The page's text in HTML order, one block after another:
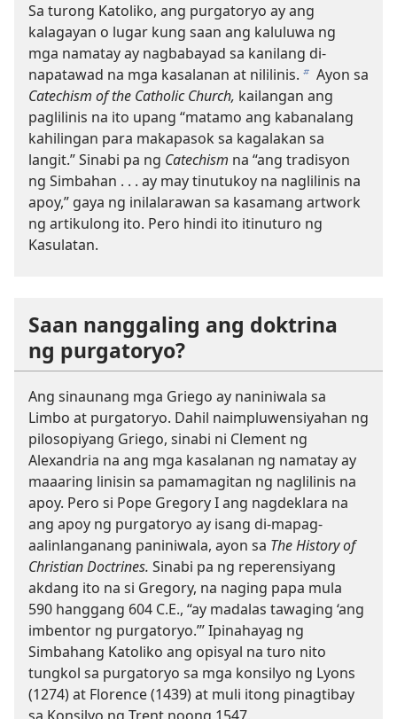
Sa turong Katoliko, ang purgatoryo ay ang
kalagayan o lugar kung saan ang kaluluwa ng
mga namatay ay nagbabayad sa kanilang di-
napatawad na mga kasalanan at nililinis. b Ayon sa
Catechism of the Catholic Church, kailangan ang
paglilinis na ito upang “matamo ang kabanalang
kahilingan para makapasok sa kagalakan sa
langit.” Sinabi pa ng Catechism na “ang tradisyon
ng Simbahan . . . ay may tinutukoy na naglilinis na
apoy,” gaya ng inilalarawan sa kasamang artwork
ng artikulong ito. Pero hindi ito itinuturo ng
Kasulatan.
Saan nanggaling ang doktrina
ng purgatoryo?
Ang sinaunang mga Griego ay naniniwala sa
Limbo at purgatoryo. Dahil naimpluwensiyahan ng
pilosopiyang Griego, sinabi ni Clement ng
Alexandria na ang mga kasalanan ng namatay ay
maaaring linisin sa pamamagitan ng naglilinis na
apoy. Pero si Pope Gregory I ang nagdeklara na
ang apoy ng purgatoryo ay isang di-mapag-
aalinlanganang paniniwala, ayon sa The History of
Christian Doctrines. Sinabi pa ng reperensiyang
akdang ito na si Gregory, na naging papa mula
590 hanggang 604 C.E., “ay madalas tawaging ‘ang
imbentor ng purgatoryo.’” Ipinahayag ng
Simbahang Katoliko ang opisyal na turo nito
tungkol sa purgatoryo sa mga konsilyo ng Lyons
(1274) at Florence (1439) at muli itong pinagtibay